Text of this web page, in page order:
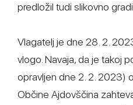
predložil tudi slikovno
Vlagatelj je dne 28. 2.
vlogo. Navaja, da je takoj
opravljen dne 2. 2. 2023)
Občine Ajdovščina